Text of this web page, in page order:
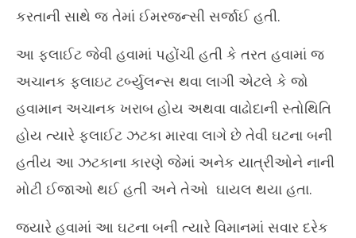
કરતાની સાથે જ તેમાં ઈમરજન્સી સર્જાઈ હતી.
આ ફ્લાઈટ જેવી હવામાં પહોંચી હતી કે તરત હવામાં જ
અચાનક ફ્લાઇટ ટર્બ્યુલન્સ થવા લાગી એટલે કે જો
હવામાન અચાનક ખરાબ હોય અથવા વાઢોદાની સ્તોથિતિ
હોય ત્યારે ફ્લાઈટ ઝટકા મારવા લાગે છે તેવી ઘટના બની
હતીય આ ઝટકાના કારણે જેમાં અનેક યાત્રીઓને નાની
મોટી ઈજાઓ થઈ હતી અને તેઓ ઘાયલ થયા હતા.
જ્યારે હવામાં આ ઘટના બની ત્યારે વિમાનમાં સવાર દરેક